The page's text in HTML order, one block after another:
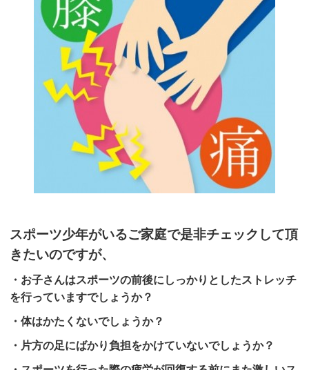
スポーツ少年がいるご家庭で是非チェックして頂
きたいのですが、
・お子さんはスポーツの前後にしっかりとしたストレッチ
を行っていますでしょうか？
・体はかたくないでしょうか？
・片方の足にばかり負担をかけていないでしょうか？